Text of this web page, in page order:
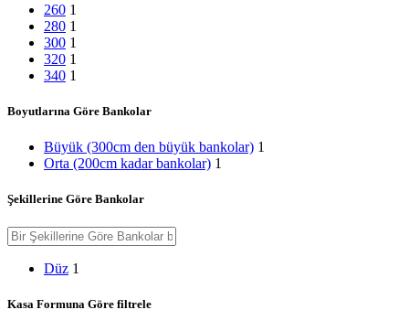
260 1
280 1
300 1
320 1
340 1
Boyutlarına Göre Bankolar
Büyük (300cm den büyük bankolar) 1
Orta (200cm kadar bankolar) 1
Şekillerine Göre Bankolar
Düz 1
Kasa Formuna Göre filtrele